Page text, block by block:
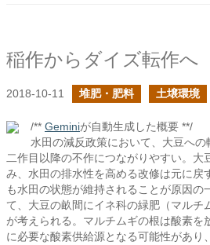
稲作からダイズ転作へ
2018-10-11 堆肥・肥料 土壌環境
/** Geminiが自動生成した概要 **/
水田の減反政策において、大豆へ
二作目以降の不作につながりやすい。大
み、水田の排水性を高める改修は元に戻
も水田の状態が維持されることが原因の
て、大豆の畝間にイネ科の緑肥（マルチ
が考えられる。マルチムギの根は酸素を
に必要な酸素供給源となる可能性があり